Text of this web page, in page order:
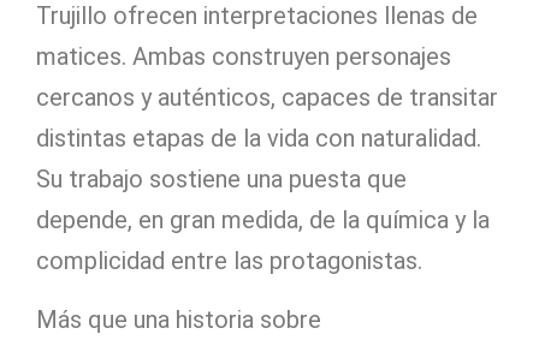
Trujillo ofrecen interpretaciones llenas de
matices. Ambas construyen personajes
cercanos y auténticos, capaces de transitar
distintas etapas de la vida con naturalidad.
Su trabajo sostiene una puesta que
depende, en gran medida, de la química y la
complicidad entre las protagonistas.
Más que una historia sobre